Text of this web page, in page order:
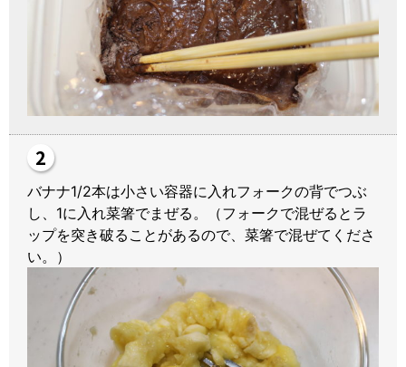
バナナ1/2本は小さい容器に入れフォークの背でつぶ
し、1に入れ菜箸でまぜる。（フォークで混ぜるとラ
ップを突き破ることがあるので、菜箸で混ぜてくださ
い。）